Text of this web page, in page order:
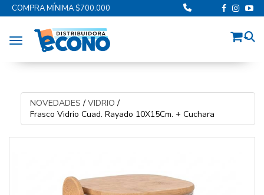
COMPRA MÍNIMA $700.000
Toggle navigation
NOVEDADES / VIDRIO /
Frasco Vidrio Cuad. Rayado 10X15Cm. + Cuchara